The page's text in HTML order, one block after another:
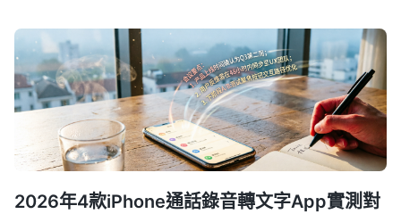
方案。
2026年4款iPhone通話錄音轉文字App實測對